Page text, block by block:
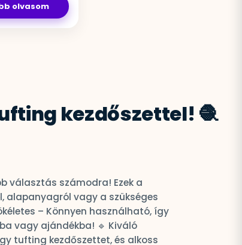
olvasom
kezdőszettel! 🧶
választás számodra! Ezek a
alapanyagról vagy a szükséges
– Könnyen használható, így
vagy ajándékba! 🔹 Kiváló
tufting kezdőszettet, és alkoss